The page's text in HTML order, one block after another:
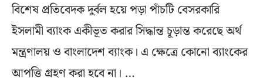
বিশেষ প্রতিবেদক দুর্বল হয়ে পড়া পাঁচটি বেসরকারি
ইসলামী ব্যাংক একীভূত করার সিদ্ধান্ত চূড়ান্ত করেছে অর্থ
মন্ত্রণালয় ও বাংলাদেশ ব্যাংক। এ ক্ষেত্রে কোনো ব্যাংকের
আপত্তি গ্রহণ করা হবে না। …